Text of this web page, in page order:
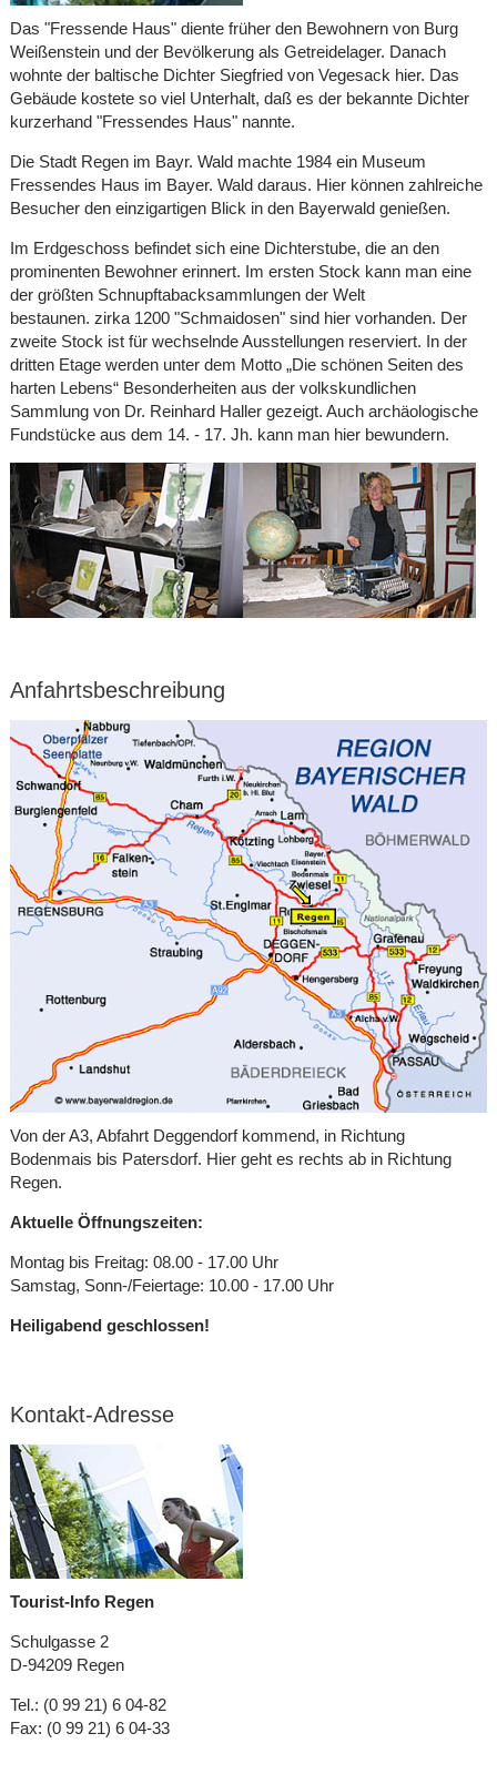
Das "Fressende Haus" diente früher den Bewohnern von Burg
Weißenstein und der Bevölkerung als Getreidelager. Danach
wohnte der baltische Dichter Siegfried von Vegesack hier. Das
Gebäude kostete so viel Unterhalt, daß es der bekannte Dichter
kurzerhand "Fressendes Haus" nannte.
Die Stadt Regen im Bayr. Wald machte 1984 ein Museum
Fressendes Haus im Bayer. Wald daraus. Hier können zahlreiche
Besucher den einzigartigen Blick in den Bayerwald genießen.
Im Erdgeschoss befindet sich eine Dichterstube, die an den
prominenten Bewohner erinnert. Im ersten Stock kann man eine
der größten Schnupftabacksammlungen der Welt
bestaunen. zirka 1200 "Schmaidosen" sind hier vorhanden. Der
zweite Stock ist für wechselnde Ausstellungen reserviert. In der
dritten Etage werden unter dem Motto „Die schönen Seiten des
harten Lebens“ Besonderheiten aus der volkskundlichen
Sammlung von Dr. Reinhard Haller gezeigt. Auch archäologische
Fundstücke aus dem 14. - 17. Jh. kann man hier bewundern.
Anfahrtsbeschreibung
Von der A3, Abfahrt Deggendorf kommend, in Richtung
Bodenmais bis Patersdorf. Hier geht es rechts ab in Richtung
Regen.
Aktuelle Öffnungszeiten:
Montag bis Freitag: 08.00 - 17.00 Uhr
Samstag, Sonn-/Feiertage: 10.00 - 17.00 Uhr
Heiligabend geschlossen!
Kontakt-Adresse
Tourist-Info Regen
Schulgasse 2
D-94209 Regen
Tel.: (0 99 21) 6 04-82
Fax: (0 99 21) 6 04-33